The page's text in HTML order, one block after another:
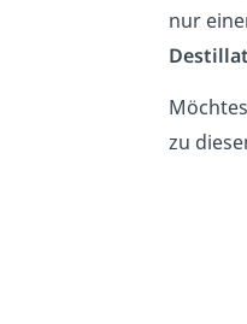
nur
zu